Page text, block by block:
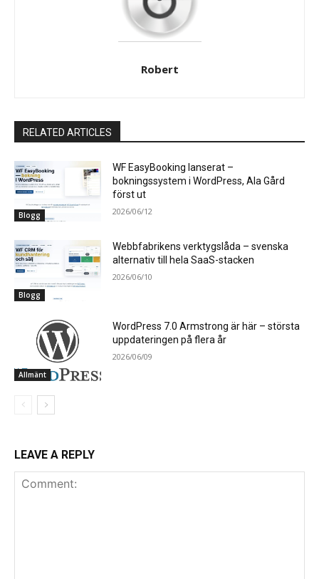
Robert
RELATED ARTICLES
Blogg
WF EasyBooking lanserat –
bokningssystem i WordPress, Ala Gård
först ut
2026/06/12
Blogg
Webbfabrikens verktygslåda – svenska
alternativ till hela SaaS-stacken
2026/06/10
Allmänt
WordPress 7.0 Armstrong är här – största
uppdateringen på flera år
2026/06/09
LEAVE A REPLY